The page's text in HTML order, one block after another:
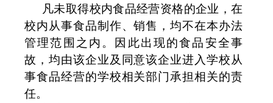
凡未取得校内食品经营资格的企业，在
校内从事食品制作、销售，均不在本办法
管理范围之内。因此出现的食品安全事
故，均由该企业及同意该企业进入学校从
事食品经营的学校相关部门承担相关的责
任。